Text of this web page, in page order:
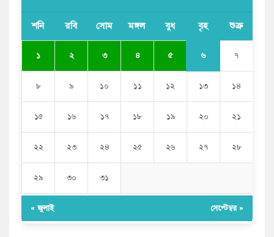
শনি রবি সোম মঙ্গল বুধ বৃহ শুক্র
১ ২ ৩ ৪ ৫ ৬ ৭
৮ ৯ ১০ ১১ ১২ ১৩ ১৪
১৫ ১৬ ১৭ ১৮ ১৯ ২০ ২১
২২ ২৩ ২৪ ২৫ ২৬ ২৭ ২৮
২৯ ৩০ ৩১
« জুলাই সেপ্টেম্বর »